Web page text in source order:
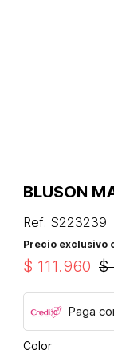
BLUSON
Ref: S223239
Precio exclusivo
$
$ 111.960
Paga
Color